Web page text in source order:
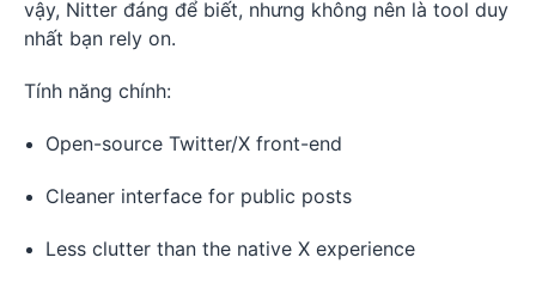
vậy, Nitter đáng để biết, nhưng không nên là tool duy
nhất bạn rely on.
Tính năng chính:
Open-source Twitter/X front-end
Cleaner interface for public posts
Less clutter than the native X experience